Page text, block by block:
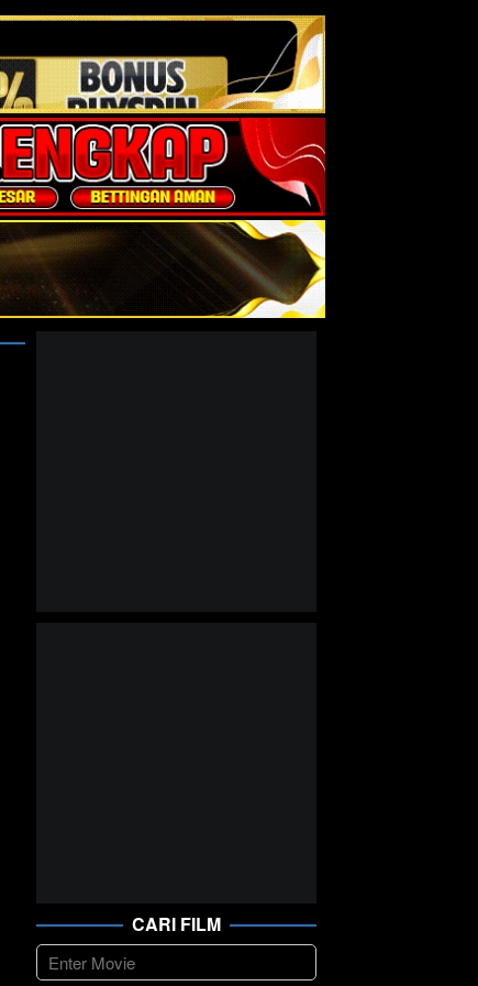
CARI FILM